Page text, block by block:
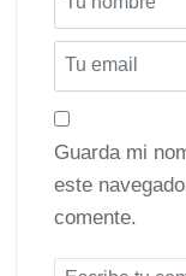
Guarda mi
este
comente.